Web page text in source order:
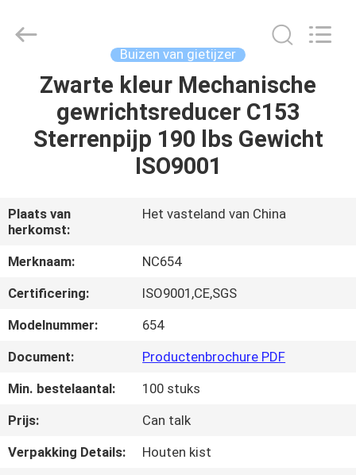
HUIS
PRODUCTEN
OVER
ONS
FABRIEKSTOCHT
KWALITEITSCONTROLE
NEEM
CONTACT
CO.,LTD.
Buizen van gietijzer
Zwarte kleur Mechanische
gewrichtsreducer C153
Sterrenpijp 190 lbs Gewicht
ISO9001
Plaats van
herkomst:
Het vasteland van China
Merknaam:
NC654
Certificering:
ISO9001,CE,SGS
Modelnummer:
654
Document:
Productenbrochure PDF
Min. bestelaantal:
100 stuks
Prijs:
Can talk
Verpakking Details:
Houten kist